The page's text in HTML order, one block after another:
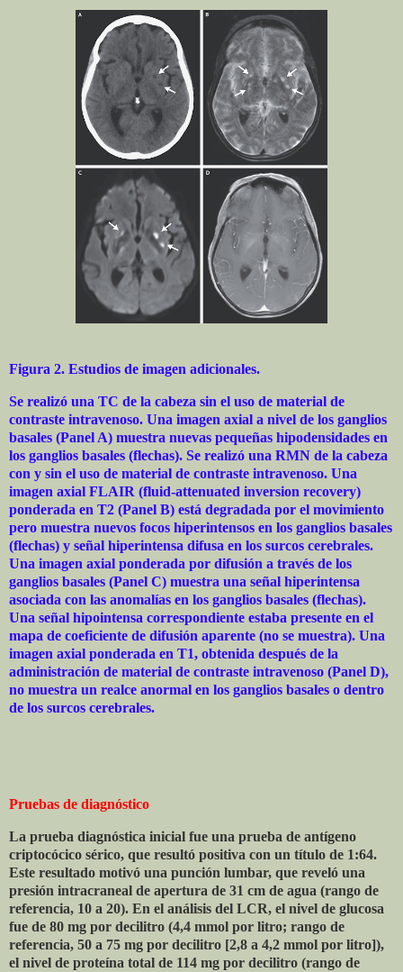
Figura 2. Estudios de imagen adicionales.
Se realizó una TC de la cabeza sin el uso de material de
contraste intravenoso. Una imagen axial a nivel de los ganglios
basales (Panel A) muestra nuevas pequeñas hipodensidades en
los ganglios basales (flechas). Se realizó una RMN de la cabeza
con y sin el uso de material de contraste intravenoso. Una
imagen axial FLAIR (fluid-attenuated inversion recovery)
ponderada en T2 (Panel B) está degradada por el movimiento
pero muestra nuevos focos hiperintensos en los ganglios basales
(flechas) y señal hiperintensa difusa en los surcos cerebrales.
Una imagen axial ponderada por difusión a través de los
ganglios basales (Panel C) muestra una señal hiperintensa
asociada con las anomalías en los ganglios basales (flechas).
Una señal hipointensa correspondiente estaba presente en el
mapa de coeficiente de difusión aparente (no se muestra). Una
imagen axial ponderada en T1, obtenida después de la
administración de material de contraste intravenoso (Panel D),
no muestra un realce anormal en los ganglios basales o dentro
de los surcos cerebrales.
Pruebas de diagnóstico
La prueba diagnóstica inicial fue una prueba de antígeno
criptocócico sérico, que resultó positiva con un título de 1:64.
Este resultado motivó una punción lumbar, que reveló una
presión intracraneal de apertura de 31 cm de agua (rango de
referencia, 10 a 20). En el análisis del LCR, el nivel de glucosa
fue de 80 mg por decilitro (4,4 mmol por litro; rango de
referencia, 50 a 75 mg por decilitro [2,8 a 4,2 mmol por litro]),
el nivel de proteína total de 114 mg por decilitro (rango de